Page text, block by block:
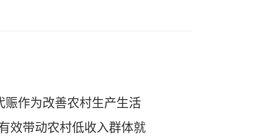
赈作为改善农村生产生活
效带动农村低收入群体就